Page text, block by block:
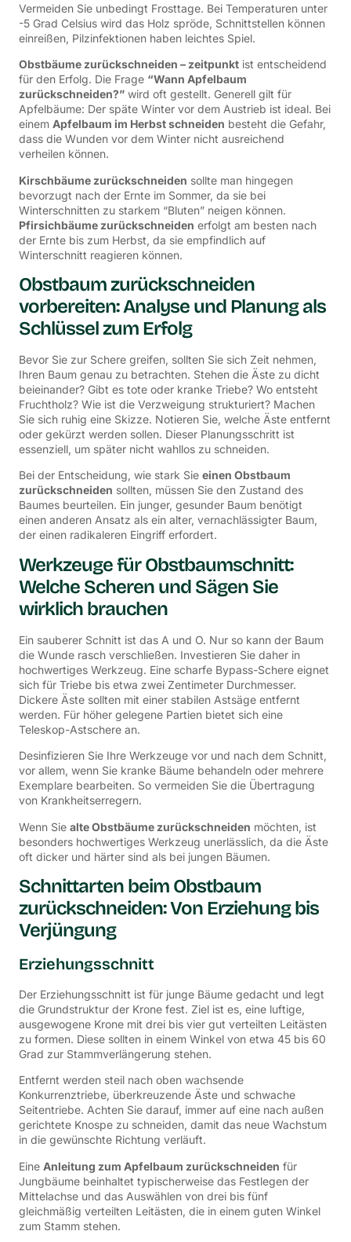
Vermeiden Sie unbedingt Frosttage. Bei Temperaturen unter
-5 Grad Celsius wird das Holz spröde, Schnittstellen können
einreißen, Pilzinfektionen haben leichtes Spiel.
Obstbäume zurückschneiden – zeitpunkt ist entscheidend
für den Erfolg. Die Frage “Wann Apfelbaum
zurückschneiden?” wird oft gestellt. Generell gilt für
Apfelbäume: Der späte Winter vor dem Austrieb ist ideal. Bei
einem Apfelbaum im Herbst schneiden besteht die Gefahr,
dass die Wunden vor dem Winter nicht ausreichend
verheilen können.
Kirschbäume zurückschneiden sollte man hingegen
bevorzugt nach der Ernte im Sommer, da sie bei
Winterschnitten zu starkem “Bluten” neigen können.
Pfirsichbäume zurückschneiden erfolgt am besten nach
der Ernte bis zum Herbst, da sie empfindlich auf
Winterschnitt reagieren können.
Obstbaum zurückschneiden
vorbereiten: Analyse und Planung als
Schlüssel zum Erfolg
Bevor Sie zur Schere greifen, sollten Sie sich Zeit nehmen,
Ihren Baum genau zu betrachten. Stehen die Äste zu dicht
beieinander? Gibt es tote oder kranke Triebe? Wo entsteht
Fruchtholz? Wie ist die Verzweigung strukturiert? Machen
Sie sich ruhig eine Skizze. Notieren Sie, welche Äste entfernt
oder gekürzt werden sollen. Dieser Planungsschritt ist
essenziell, um später nicht wahllos zu schneiden.
Bei der Entscheidung, wie stark Sie einen Obstbaum
zurückschneiden sollten, müssen Sie den Zustand des
Baumes beurteilen. Ein junger, gesunder Baum benötigt
einen anderen Ansatz als ein alter, vernachlässigter Baum,
der einen radikaleren Eingriff erfordert.
Werkzeuge für Obstbaumschnitt:
Welche Scheren und Sägen Sie
wirklich brauchen
Ein sauberer Schnitt ist das A und O. Nur so kann der Baum
die Wunde rasch verschließen. Investieren Sie daher in
hochwertiges Werkzeug. Eine scharfe Bypass-Schere eignet
sich für Triebe bis etwa zwei Zentimeter Durchmesser.
Dickere Äste sollten mit einer stabilen Astsäge entfernt
werden. Für höher gelegene Partien bietet sich eine
Teleskop-Astschere an.
Desinfizieren Sie Ihre Werkzeuge vor und nach dem Schnitt,
vor allem, wenn Sie kranke Bäume behandeln oder mehrere
Exemplare bearbeiten. So vermeiden Sie die Übertragung
von Krankheitserregern.
Wenn Sie alte Obstbäume zurückschneiden möchten, ist
besonders hochwertiges Werkzeug unerlässlich, da die Äste
oft dicker und härter sind als bei jungen Bäumen.
Schnittarten beim Obstbaum
zurückschneiden: Von Erziehung bis
Verjüngung
Erziehungsschnitt
Der Erziehungsschnitt ist für junge Bäume gedacht und legt
die Grundstruktur der Krone fest. Ziel ist es, eine luftige,
ausgewogene Krone mit drei bis vier gut verteilten Leitästen
zu formen. Diese sollten in einem Winkel von etwa 45 bis 60
Grad zur Stammverlängerung stehen.
Entfernt werden steil nach oben wachsende
Konkurrenztriebe, überkreuzende Äste und schwache
Seitentriebe. Achten Sie darauf, immer auf eine nach außen
gerichtete Knospe zu schneiden, damit das neue Wachstum
in die gewünschte Richtung verläuft.
Eine Anleitung zum Apfelbaum zurückschneiden für
Jungbäume beinhaltet typischerweise das Festlegen der
Mittelachse und das Auswählen von drei bis fünf
gleichmäßig verteilten Leitästen, die in einem guten Winkel
zum Stamm stehen.